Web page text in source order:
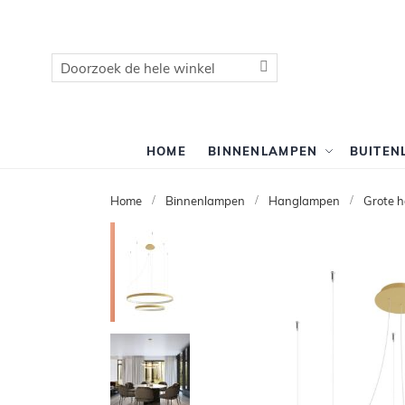
Zoek
HOME BINNENLAMPEN
Home Binnenlampen Hanglampen Grote
naar
van
de
afbeeldingen-
gallerij